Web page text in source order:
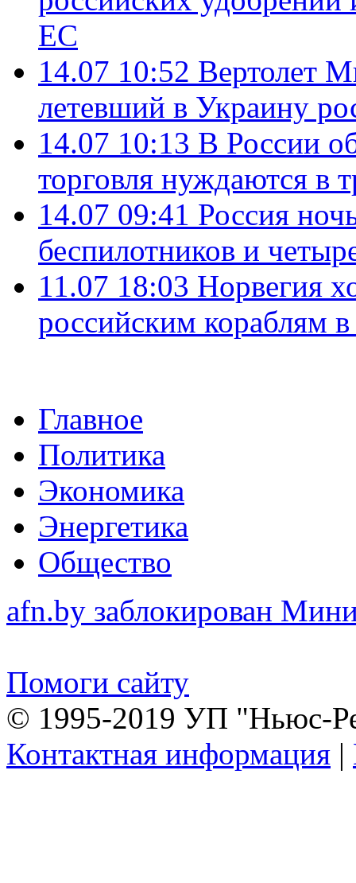
ЕС
14.07 10:52 Вертолет
летевший в Украину
14.07 10:13 В России
торговля нуждаются в
14.07 09:41 Россия
беспилотников и
11.07 18:03 Норвегия
российским кораблям
Главное
Политика
Экономика
Энергетика
Общество
afn.by заблокирован
Помоги сайту
© 1995-2019 УП "Ньюс-
Контактная информация |